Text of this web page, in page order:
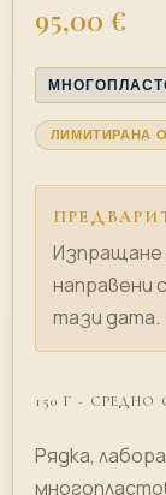
95,00 €
ЛИМИТИРАНА
Изпращане
направени
тази дата.
150 Г - СРЕДНО
Рядка,